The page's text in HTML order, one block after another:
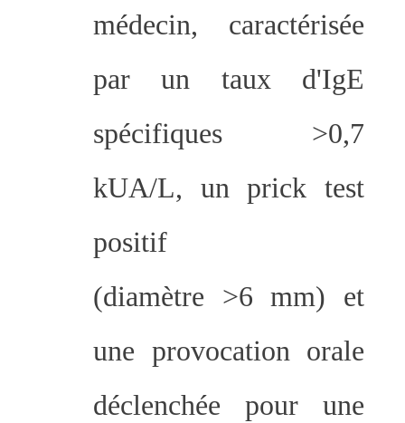
médecin, caractérisée
par un taux d'IgE
spécifiques >0,7
kUA/L, un prick test
positif
(diamètre >6 mm) et
une provocation orale
déclenchée pour une